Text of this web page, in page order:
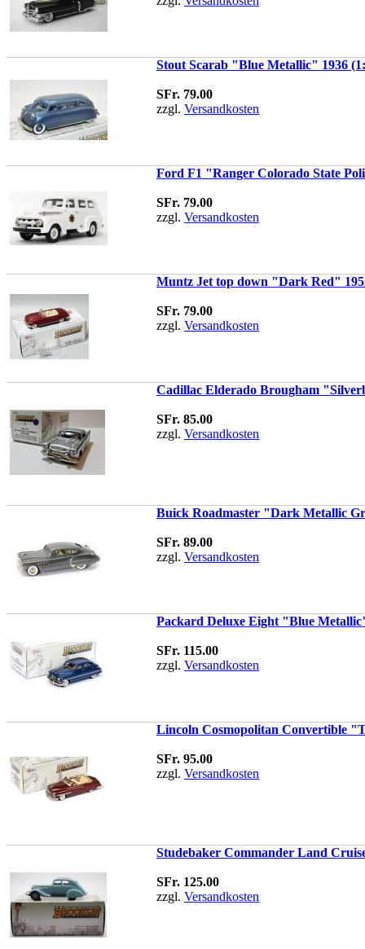
Stout Scarab "Blue Metallic" 1936
SFr. 79.00
zzgl. Versandkosten
Ford F1 "Ranger Colorado State
SFr. 79.00
zzgl. Versandkosten
Muntz Jet top down "Dark Red"
SFr. 79.00
zzgl. Versandkosten
Cadillac Elderado Brougham
SFr. 85.00
zzgl. Versandkosten
Buick Roadmaster "Dark Metallic
SFr. 89.00
zzgl. Versandkosten
Packard Deluxe Eight "Blue
SFr. 115.00
zzgl. Versandkosten
Lincoln Cosmopolitan Convertible
SFr. 95.00
zzgl. Versandkosten
Studebaker Commander Land
SFr. 125.00
zzgl. Versandkosten